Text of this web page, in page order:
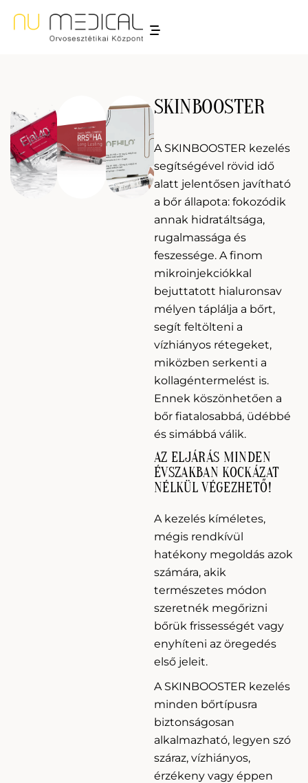
SKINBOOSTER
A SKINBOOSTER kezelés
segítségével rövid idő
alatt jelentősen javítható
a bőr állapota: fokozódik
annak hidratáltsága,
rugalmassága és
feszessége. A finom
mikroinjekciókkal
bejuttatott hialuronsav
mélyen táplálja a bőrt,
segít feltölteni a
vízhiányos rétegeket,
miközben serkenti a
kollagéntermelést is.
Ennek köszönhetően a
bőr fiatalosabbá, üdébbé
és simábbá válik.
AZ ELJÁRÁS MINDEN
ÉVSZAKBAN KOCKÁZAT
NÉLKÜL VÉGEZHETŐ!
A kezelés kíméletes,
mégis rendkívül
hatékony megoldás azok
számára, akik
természetes módon
szeretnék megőrizni
bőrük frissességét vagy
enyhíteni az öregedés
első jeleit.
A SKINBOOSTER kezelés
minden bőrtípusra
biztonságosan
alkalmazható, legyen szó
száraz, vízhiányos,
érzékeny vagy éppen